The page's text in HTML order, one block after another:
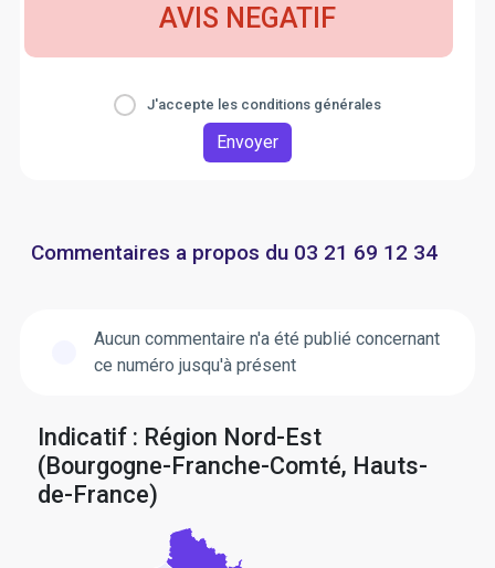
AVIS NEGATIF
J'accepte les conditions générales
Envoyer
Commentaires a propos du 03 21 69 12 34
Aucun commentaire n'a été publié concernant
ce numéro jusqu'à présent
Indicatif : Région Nord-Est
(Bourgogne-Franche-Comté, Hauts-
de-France)